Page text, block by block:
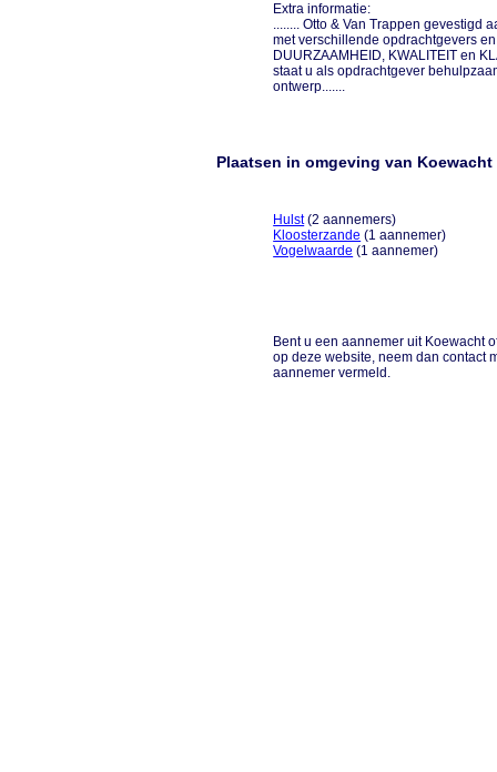
Extra informatie:
........ Otto & Van Trappen gevestigd
met verschillende opdrachtgevers
DUURZAAMHEID, KWALITEIT en
staat u als opdrachtgever
ontwerp.......
Plaatsen in omgeving van Koewacht
Hulst(2 aannemers)
Kloosterzande (1 aannemer)
Vogelwaarde (1 aannemer)
Bent u een aannemer uit Koewacht
op deze website, neem dan contact
aannemer vermeld.